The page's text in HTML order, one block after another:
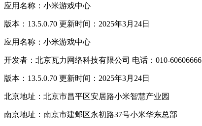
应用名称：小米游戏中心
版本：13.5.0.70 更新时间：2025年3月24日
应用名称：小米游戏中心
开发者：北京瓦力网络科技有限公司 电话：010-60606666
版本：13.5.0.70 更新时间：2025年3月24日
北京地址：北京市昌平区安居路小米智慧产业园
南京地址：南京市建邺区永初路37号小米华东总部